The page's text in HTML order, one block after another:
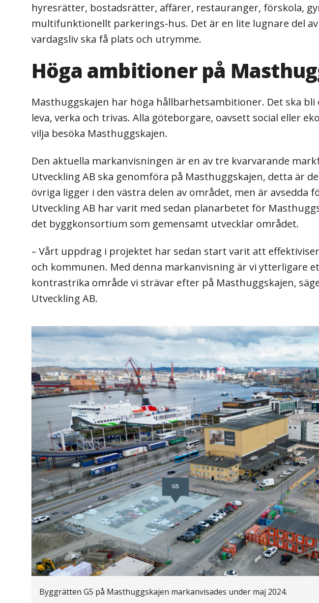
hyresrätter, bostadsrätter, affärer, restauranger, förskola,
multifunktionellt parkerings-hus. Det är en lite lugnare del
vardagsliv ska få plats och utrymme.
Höga ambitioner på
Masthuggskajen har höga hållbarhetsambitioner. Det ska
leva, verka och trivas. Alla göteborgare, oavsett social eller
vilja besöka Masthuggskajen.
Den aktuella markanvisningen är en av tre kvarvarande
Utveckling AB ska genomföra på Masthuggskajen, detta är
övriga ligger i den västra delen av området, men är avsedda
Utveckling AB har varit med sedan planarbetet för
det byggkonsortium som gemensamt utvecklar området.
– Vårt uppdrag i projektet har sedan start varit att
och kommunen. Med denna markanvisning är vi ytterligare
kontrastrika område vi strävar efter på Masthuggskajen,
Utveckling AB.
Byggrätten G5 på Masthuggskajen markanvisades under maj 2024.